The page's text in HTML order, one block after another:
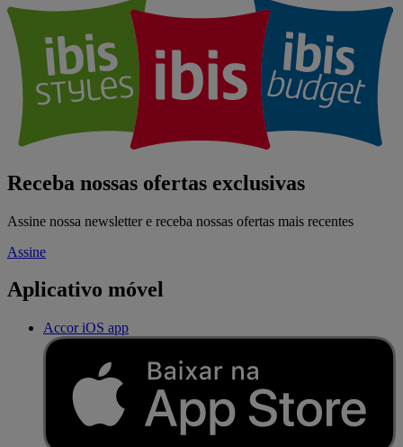
Receba nossas ofertas exclusivas
Assine nossa newsletter e receba nossas ofertas mais recentes
Assine
Aplicativo móvel
Accor iOS app